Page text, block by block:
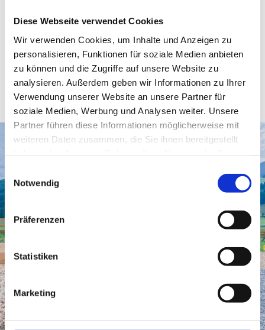
Diese Webseite verwendet Cookies
Wir verwenden Cookies, um Inhalte und Anzeigen zu
personalisieren, Funktionen für soziale Medien anbieten
zu können und die Zugriffe auf unsere Website zu
analysieren. Außerdem geben wir Informationen zu Ihrer
Verwendung unserer Website an unsere Partner für
soziale Medien, Werbung und Analysen weiter. Unsere
Partner führen diese Informationen möglicherweise mit
weiteren Daten zusammen, die Sie ihnen bereitgestellt
E
i
l
i
g
u
n
g
Notwendig
Präferenzen
Statistiken
Marketing
Familienwanderungen, Mountainbiketouren oder Ausflugsziele für
die Familie - in den Sommerferien in Kleinarl kann man so einiges
erleben. Mit nachstehendem Link gibt es alle Informationen.
Sommerferien mit Familie